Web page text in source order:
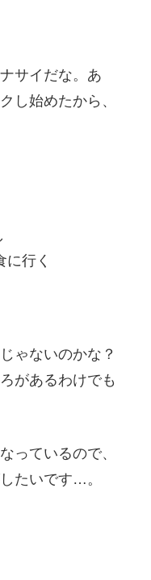
サイだな。あ
し始めたから、
行く
ゃないのかな？
があるわけでも
っているので、
たいです…。